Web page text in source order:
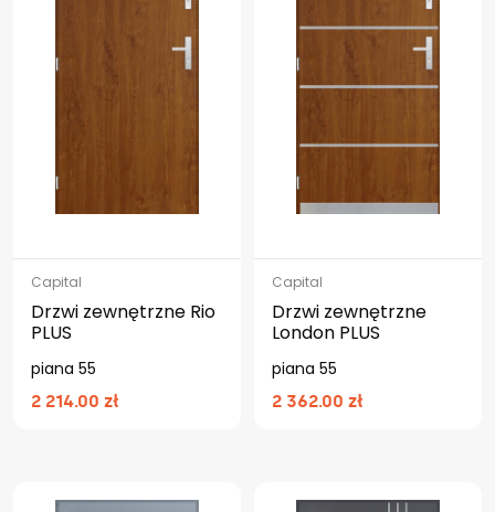
Capital
Drzwi zewnętrzne Rio
PLUS
piana 55
2 214.00 zł
Capital
Drzwi zewnętrzne
London PLUS
piana 55
2 362.00 zł